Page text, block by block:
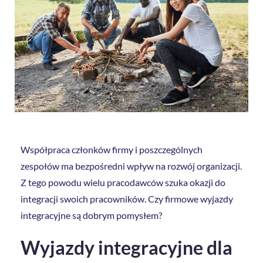
Współpraca członków firmy i poszczególnych
zespołów ma bezpośredni wpływ na rozwój organizacji.
Z tego powodu wielu pracodawców szuka okazji do
integracji swoich pracowników. Czy firmowe wyjazdy
integracyjne są dobrym pomysłem?
Wyjazdy integracyjne dla